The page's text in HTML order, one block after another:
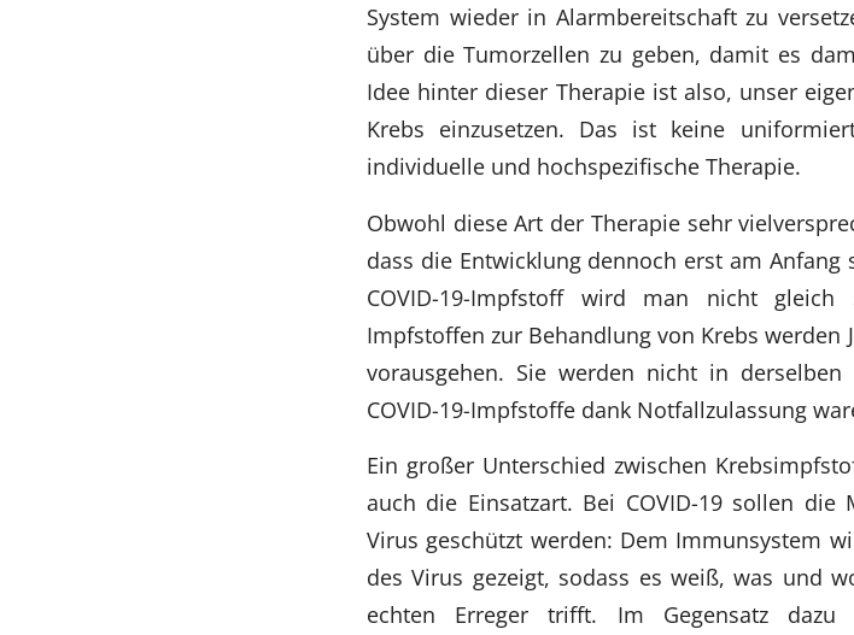
System wieder in Alarmbereitschaft zu
über die Tumorzellen zu geben, damit es
Idee hinter dieser Therapie ist also, unser
Krebs einzusetzen. Das ist keine
individuelle und hochspezifische Therapie.
Obwohl diese Art der Therapie sehr
dass die Entwicklung dennoch erst am
COVID-19-Impfstoff wird man nicht gleich
Impfstoffen zur Behandlung von Krebs werden
vorausgehen. Sie werden nicht in
COVID-19-Impfstoffe dank Notfallzulassung
Ein großer Unterschied zwischen
auch die Einsatzart. Bei COVID-19 sollen
Virus geschützt werden: Dem Immunsystem
des Virus gezeigt, sodass es weiß, was und
echten Erreger trifft. Im Gegensatz dazu